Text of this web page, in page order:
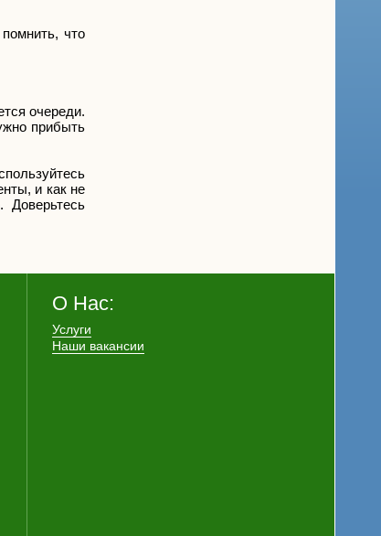
что
очереди.
прибыть
и как не
О Нас:
Услуги
Наши вакансии